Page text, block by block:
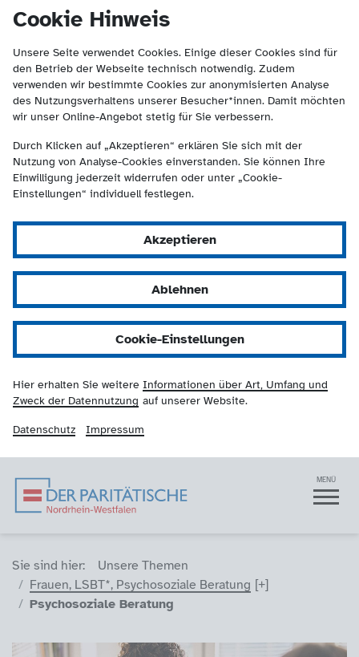
Cookie Hinweis
Unsere Seite verwendet Cookies. Einige dieser Cookies sind für
den Betrieb der Webseite technisch notwendig. Zudem
verwenden wir bestimmte Cookies zur anonymisierten Analyse
des Nutzungsverhaltens unserer Besucher*innen. Damit möchten
wir unser Online-Angebot stetig für Sie verbessern.
Durch Klicken auf „Akzeptieren“ erklären Sie sich mit der
Nutzung von Analyse-Cookies einverstanden. Sie können Ihre
Einwilligung jederzeit widerrufen oder unter „Cookie-
Einstellungen“ individuell festlegen.
Akzeptieren
Ablehnen
Cookie-Einstellungen
Hier erhalten Sie weitere Informationen über Art, Umfang und
Zweck der Datennutzung auf unserer Website.
Datenschutz Impressum
Der Paritätische NRW
springen
(Kontakt und Suche) springen.
Navigation MENÜ
Sie sind hier (Breadcrumb)
Sie sind hier:
Unsere Themen
Frauen, LSBT*, Psychosoziale Beratung
Psychosoziale Beratung